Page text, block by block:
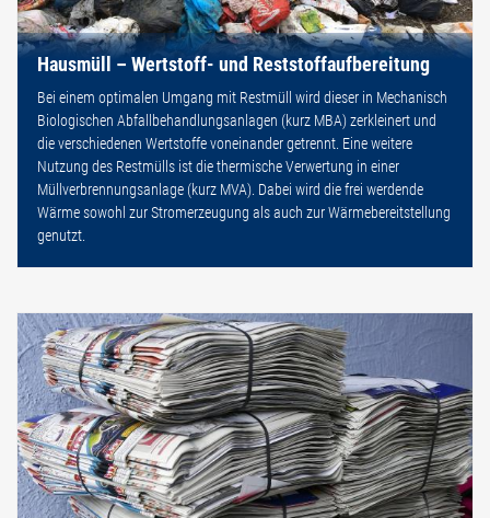
Hausmüll – Wertstoff- und Reststoffaufbereitung
Bei einem optimalen Umgang mit Restmüll wird dieser in Mechanisch
Biologischen Abfallbehandlungsanlagen (kurz MBA) zerkleinert und
die verschiedenen Wertstoffe voneinander getrennt. Eine weitere
Nutzung des Restmülls ist die thermische Verwertung in einer
Müllverbrennungsanlage (kurz MVA). Dabei wird die frei werdende
Wärme sowohl zur Stromerzeugung als auch zur Wärmebereitstellung
genutzt.